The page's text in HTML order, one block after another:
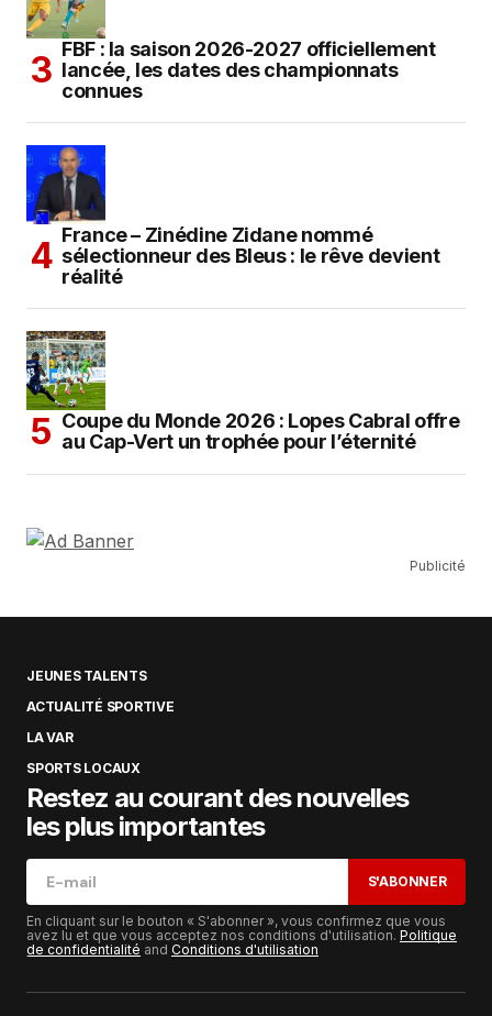
FBF : la saison 2026-2027 officiellement
lancée, les dates des championnats
connues
France – Zinédine Zidane nommé
sélectionneur des Bleus : le rêve devient
réalité
Coupe du Monde 2026 : Lopes Cabral offre
au Cap-Vert un trophée pour l’éternité
Publicité
JEUNES TALENTS
ACTUALITÉ SPORTIVE
LA VAR
SPORTS LOCAUX
Restez au courant des nouvelles
les plus importantes
S'ABONNER
En cliquant sur le bouton « S'abonner », vous confirmez que vous
avez lu et que vous acceptez nos conditions d'utilisation. Politique
de confidentialité and Conditions d'utilisation